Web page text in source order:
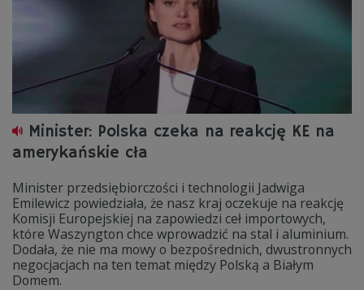
Minister: Polska czeka na reakcję KE na
amerykańskie cła
Minister przedsiębiorczości i technologii Jadwiga
Emilewicz powiedziała, że nasz kraj oczekuje na reakcję
Komisji Europejskiej na zapowiedzi ceł importowych,
które Waszyngton chce wprowadzić na stal i aluminium.
Dodała, że nie ma mowy o bezpośrednich, dwustronnych
negocjacjach na ten temat między Polską a Białym
Domem.